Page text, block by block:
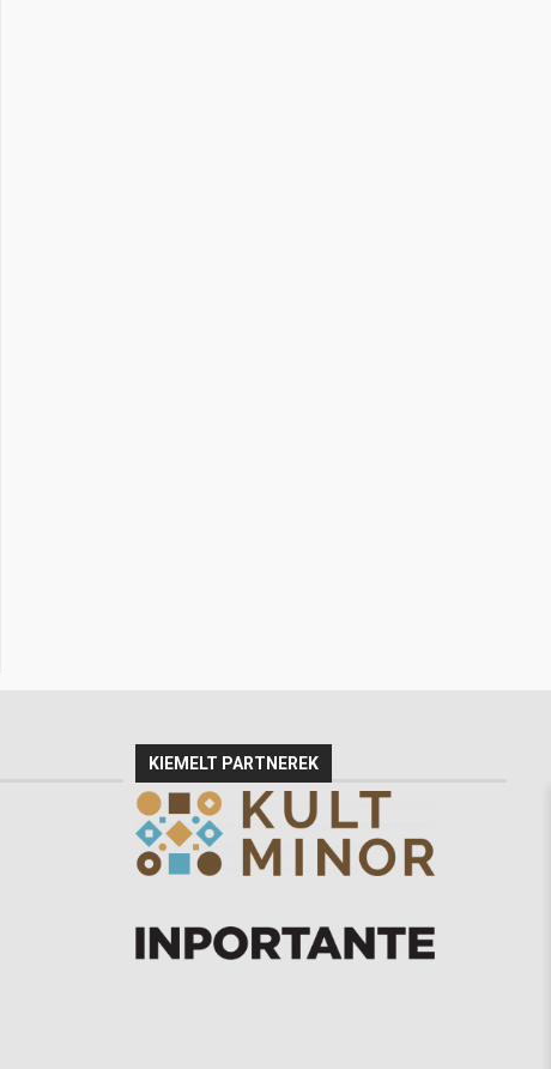
KIEMELT PARTNEREK